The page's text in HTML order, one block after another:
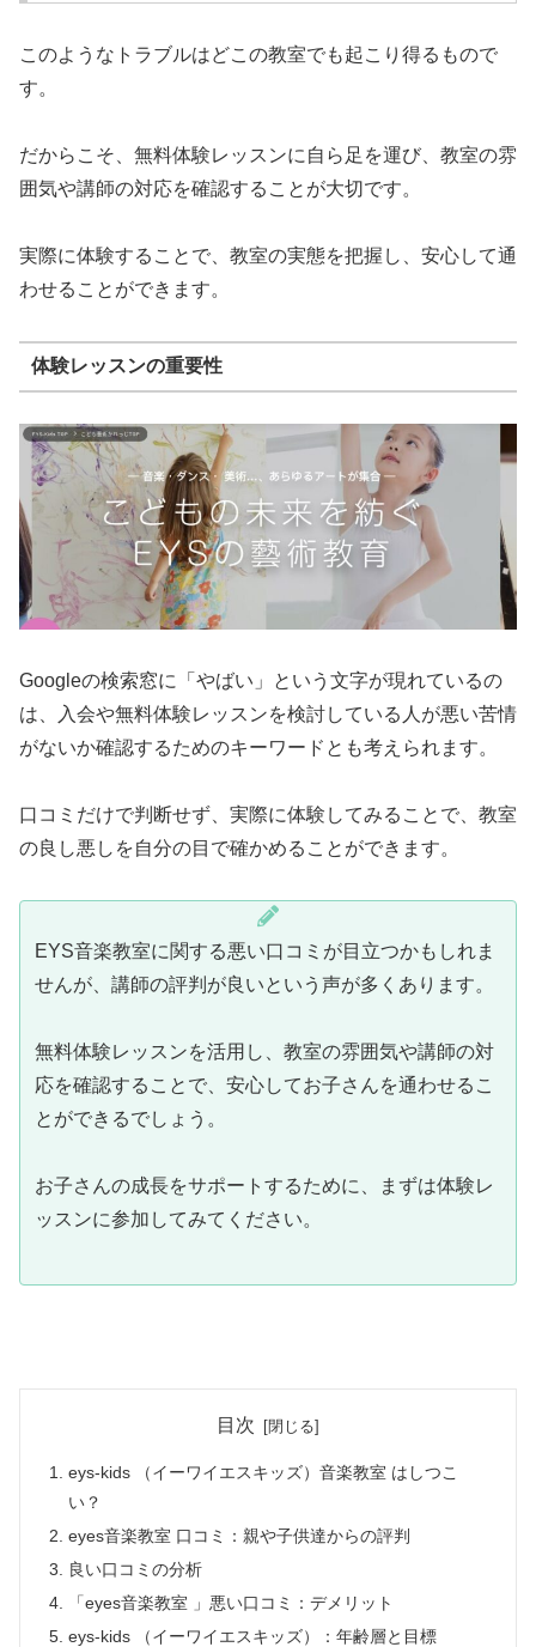
このようなトラブルはどこの教室でも起こり得るもので
す。
だからこそ、無料体験レッスンに自ら足を運び、教室の雰
囲気や講師の対応を確認することが大切です。
実際に体験することで、教室の実態を把握し、安心して通
わせることができます。
体験レッスンの重要性
Googleの検索窓に「やばい」という文字が現れているの
は、入会や無料体験レッスンを検討している人が悪い苦情
がないか確認するためのキーワードとも考えられます。
口コミだけで判断せず、実際に体験してみることで、教室
の良し悪しを自分の目で確かめることができます。
EYS音楽教室に関する悪い口コミが目立つかもしれま
せんが、講師の評判が良いという声が多くあります。
無料体験レッスンを活用し、教室の雰囲気や講師の対
応を確認することで、安心してお子さんを通わせるこ
とができるでしょう。
お子さんの成長をサポートするために、まずは体験レ
ッスンに参加してみてください。
目次
eys-kids （イーワイエスキッズ）音楽教室 はしつこ
い？
eyes音楽教室 口コミ：親や子供達からの評判
良い口コミの分析
「eyes音楽教室 」悪い口コミ：デメリット
eys-kids （イーワイエスキッズ）：年齢層と目標